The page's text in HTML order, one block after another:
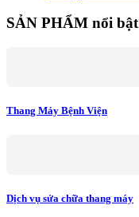
SẢN PHẨM nổi bật
Thang Máy Bệnh Viện
Dịch vụ sửa chữa thang máy